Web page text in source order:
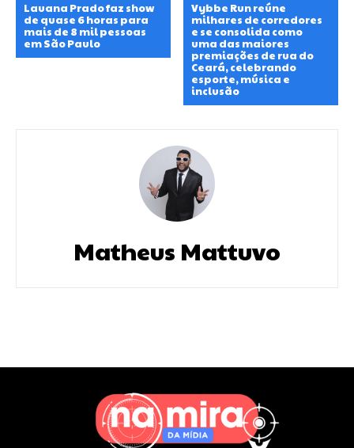
Lauana Prado faz show
de quase 6 horas para
mais de 8 mil pessoas
em São Paulo
Vybbe Run reúne
milhares de corredores
e se consolida como
uma das maiores
premiações de rua do
Ceará, celebrando
esporte, música e
inclusão
Matheus Mattuvo